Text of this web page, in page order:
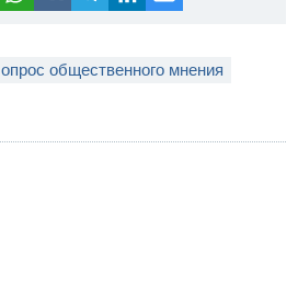
опрос общественного мнения